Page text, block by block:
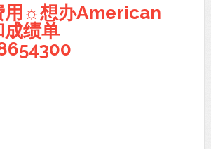
用☼想办American
成绩单